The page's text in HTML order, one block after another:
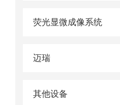
荧光显微成像系统
迈瑞
其他设备